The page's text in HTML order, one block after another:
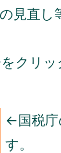
見直
クリ
←国税庁
す。